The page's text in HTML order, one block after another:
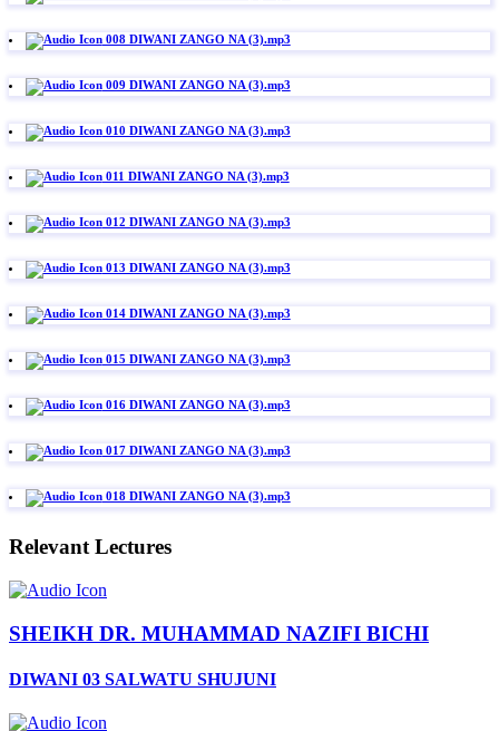
008 DIWANI ZANGO NA (3).mp3
009 DIWANI ZANGO NA (3).mp3
010 DIWANI ZANGO NA (3).mp3
011 DIWANI ZANGO NA (3).mp3
012 DIWANI ZANGO NA (3).mp3
013 DIWANI ZANGO NA (3).mp3
014 DIWANI ZANGO NA (3).mp3
015 DIWANI ZANGO NA (3).mp3
016 DIWANI ZANGO NA (3).mp3
017 DIWANI ZANGO NA (3).mp3
018 DIWANI ZANGO NA (3).mp3
Relevant Lectures
SHEIKH DR. MUHAMMAD NAZIFI BICHI
DIWANI 03 SALWATU SHUJUNI